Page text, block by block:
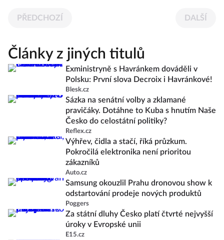
PŘEDCHOZÍ DALŠÍ
Články z jiných titulů
Exministryně s Havránkem dováděli v
Polsku: První slova Decroix i Havránkové!
Blesk.cz
Sázka na senátní volby a zklamané
pravičáky. Dotáhne to Kuba s hnutím Naše
Česko do celostátní politiky?
Reflex.cz
Výhřev, čidla a stačí, říká průzkum.
Pokročilá elektronika není prioritou
zákazníků
Auto.cz
Samsung okouzlil Prahu dronovou show k
odstartování prodeje nových produktů
Poggers
Za státní dluhy Česko platí čtvrté nejvyšší
úroky v Evropské unii
E15.cz